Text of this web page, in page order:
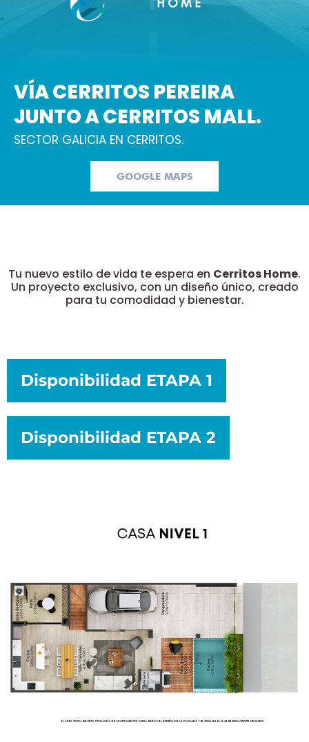
VÍA CERRITOS PEREIRA
JUNTO A CERRITOS MALL.
SECTOR GALICIA EN CERRITOS.
GOOGLE MAPS
Tu nuevo estilo de vida te espera en Cerritos Home.
Un proyecto exclusivo, con un diseño único, creado
para tu comodidad y bienestar.
Disponibilidad ETAPA 1
Disponibilidad ETAPA 2